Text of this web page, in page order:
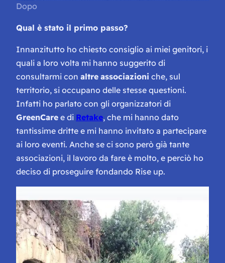
Dopo
Qual è stato il primo passo?
Innanzitutto ho chiesto consiglio ai miei genitori, i
quali a loro volta mi hanno suggerito di
consultarmi con altre associazioni che, sul
territorio, si occupano delle stesse questioni.
Infatti ho parlato con gli organizzatori di
GreenCare e di Retake, che mi hanno dato
tantissime dritte e mi hanno invitato a partecipare
ai loro eventi. Anche se ci sono però già tante
associazioni, il lavoro da fare è molto, e perciò ho
deciso di proseguire fondando Rise up.